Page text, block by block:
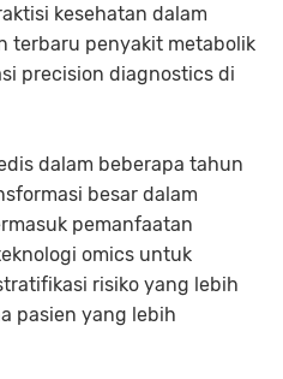
kesehatan dalam
terbaru penyakit metabolik
precision diagnostics di
dalam beberapa tahun
besar dalam
pemanfaatan
omics untuk
risiko yang lebih
pasien yang lebih